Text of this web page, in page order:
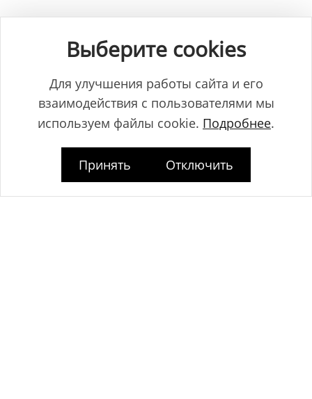
выданное Главным управлением юстиции Гродненского
Выберите cookies
Для улучшения работы сайта и его
взаимодействия с пользователями мы
используем файлы cookie. Подробнее.
Принять Отключить